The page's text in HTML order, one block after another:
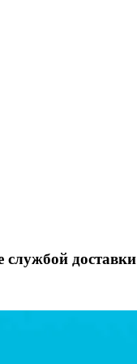
службой доставки